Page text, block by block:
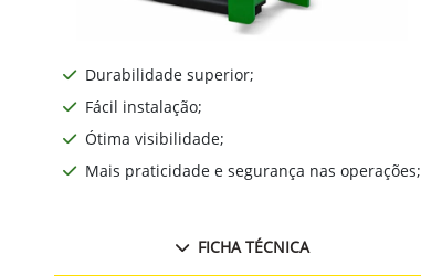
Durabilidade superior;
Fácil instalação;
Ótima visibilidade;
Mais praticidade e segurança nas operações;
FICHA TÉCNICA